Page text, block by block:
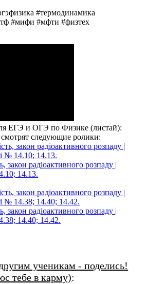
#термодинамика
#мифи #мфти #физтех
ЕГЭ и ОГЭ по Физике (листай):
следующие ролики:
радіоактивного розпаду |
14.13.
радіоактивного розпаду |
14.40; 14.42.
ученикам - поделись!
тебе в карму):